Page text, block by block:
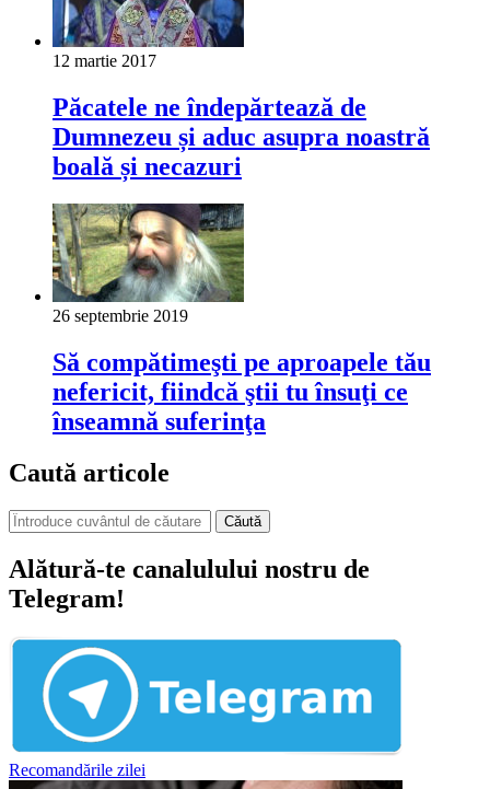
12 martie 2017
Păcatele ne îndepărtează de
Dumnezeu și aduc asupra noastră
boală și necazuri
26 septembrie 2019
Să compătimeşti pe aproapele tău
nefericit, fiindcă ştii tu însuţi ce
înseamnă suferinţa
Caută articole
Căută
Alătură-te canalulului nostru de
Telegram!
Recomandările zilei